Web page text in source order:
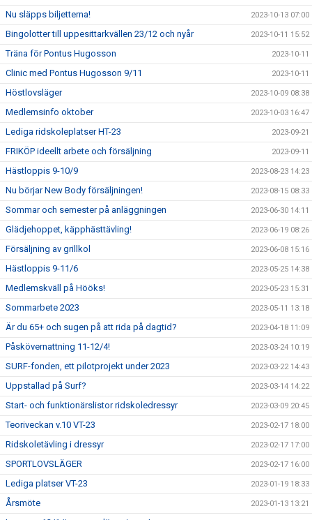
Nu släpps biljetterna! 2023-10-13 07:00
Bingolotter till uppesittarkvällen 23/12 och nyår 2023-10-11 15:52
Träna för Pontus Hugosson 2023-10-11
Clinic med Pontus Hugosson 9/11 2023-10-11
Höstlovsläger 2023-10-09 08:38
Medlemsinfo oktober 2023-10-03 16:47
Lediga ridskoleplatser HT-23 2023-09-21
FRIKÖP ideellt arbete och försäljning 2023-09-11
Hästloppis 9-10/9 2023-08-23 14:23
Nu börjar New Body försäljningen! 2023-08-15 08:33
Sommar och semester på anläggningen 2023-06-30 14:11
Glädjehoppet, käpphästtävling! 2023-06-19 08:26
Försäljning av grillkol 2023-06-08 15:16
Hästloppis 9-11/6 2023-05-25 14:38
Medlemskväll på Hööks! 2023-05-23 15:31
Sommarbete 2023 2023-05-11 13:18
Är du 65+ och sugen på att rida på dagtid? 2023-04-18 11:09
Påskövernattning 11-12/4! 2023-03-24 10:19
SURF-fonden, ett pilotprojekt under 2023 2023-03-22 14:43
Uppstallad på Surf? 2023-03-14 14:22
Start- och funktionärslistor ridskoledressyr 2023-03-09 20:45
Teoriveckan v.10 VT-23 2023-02-17 18:00
Ridskoletävling i dressyr 2023-02-17 17:00
SPORTLOVSLÄGER 2023-02-17 16:00
Lediga platser VT-23 2023-01-19 18:33
Årsmöte 2023-01-13 13:21